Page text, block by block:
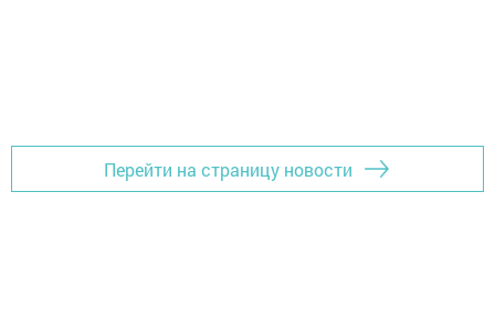
Перейти на страницу новости